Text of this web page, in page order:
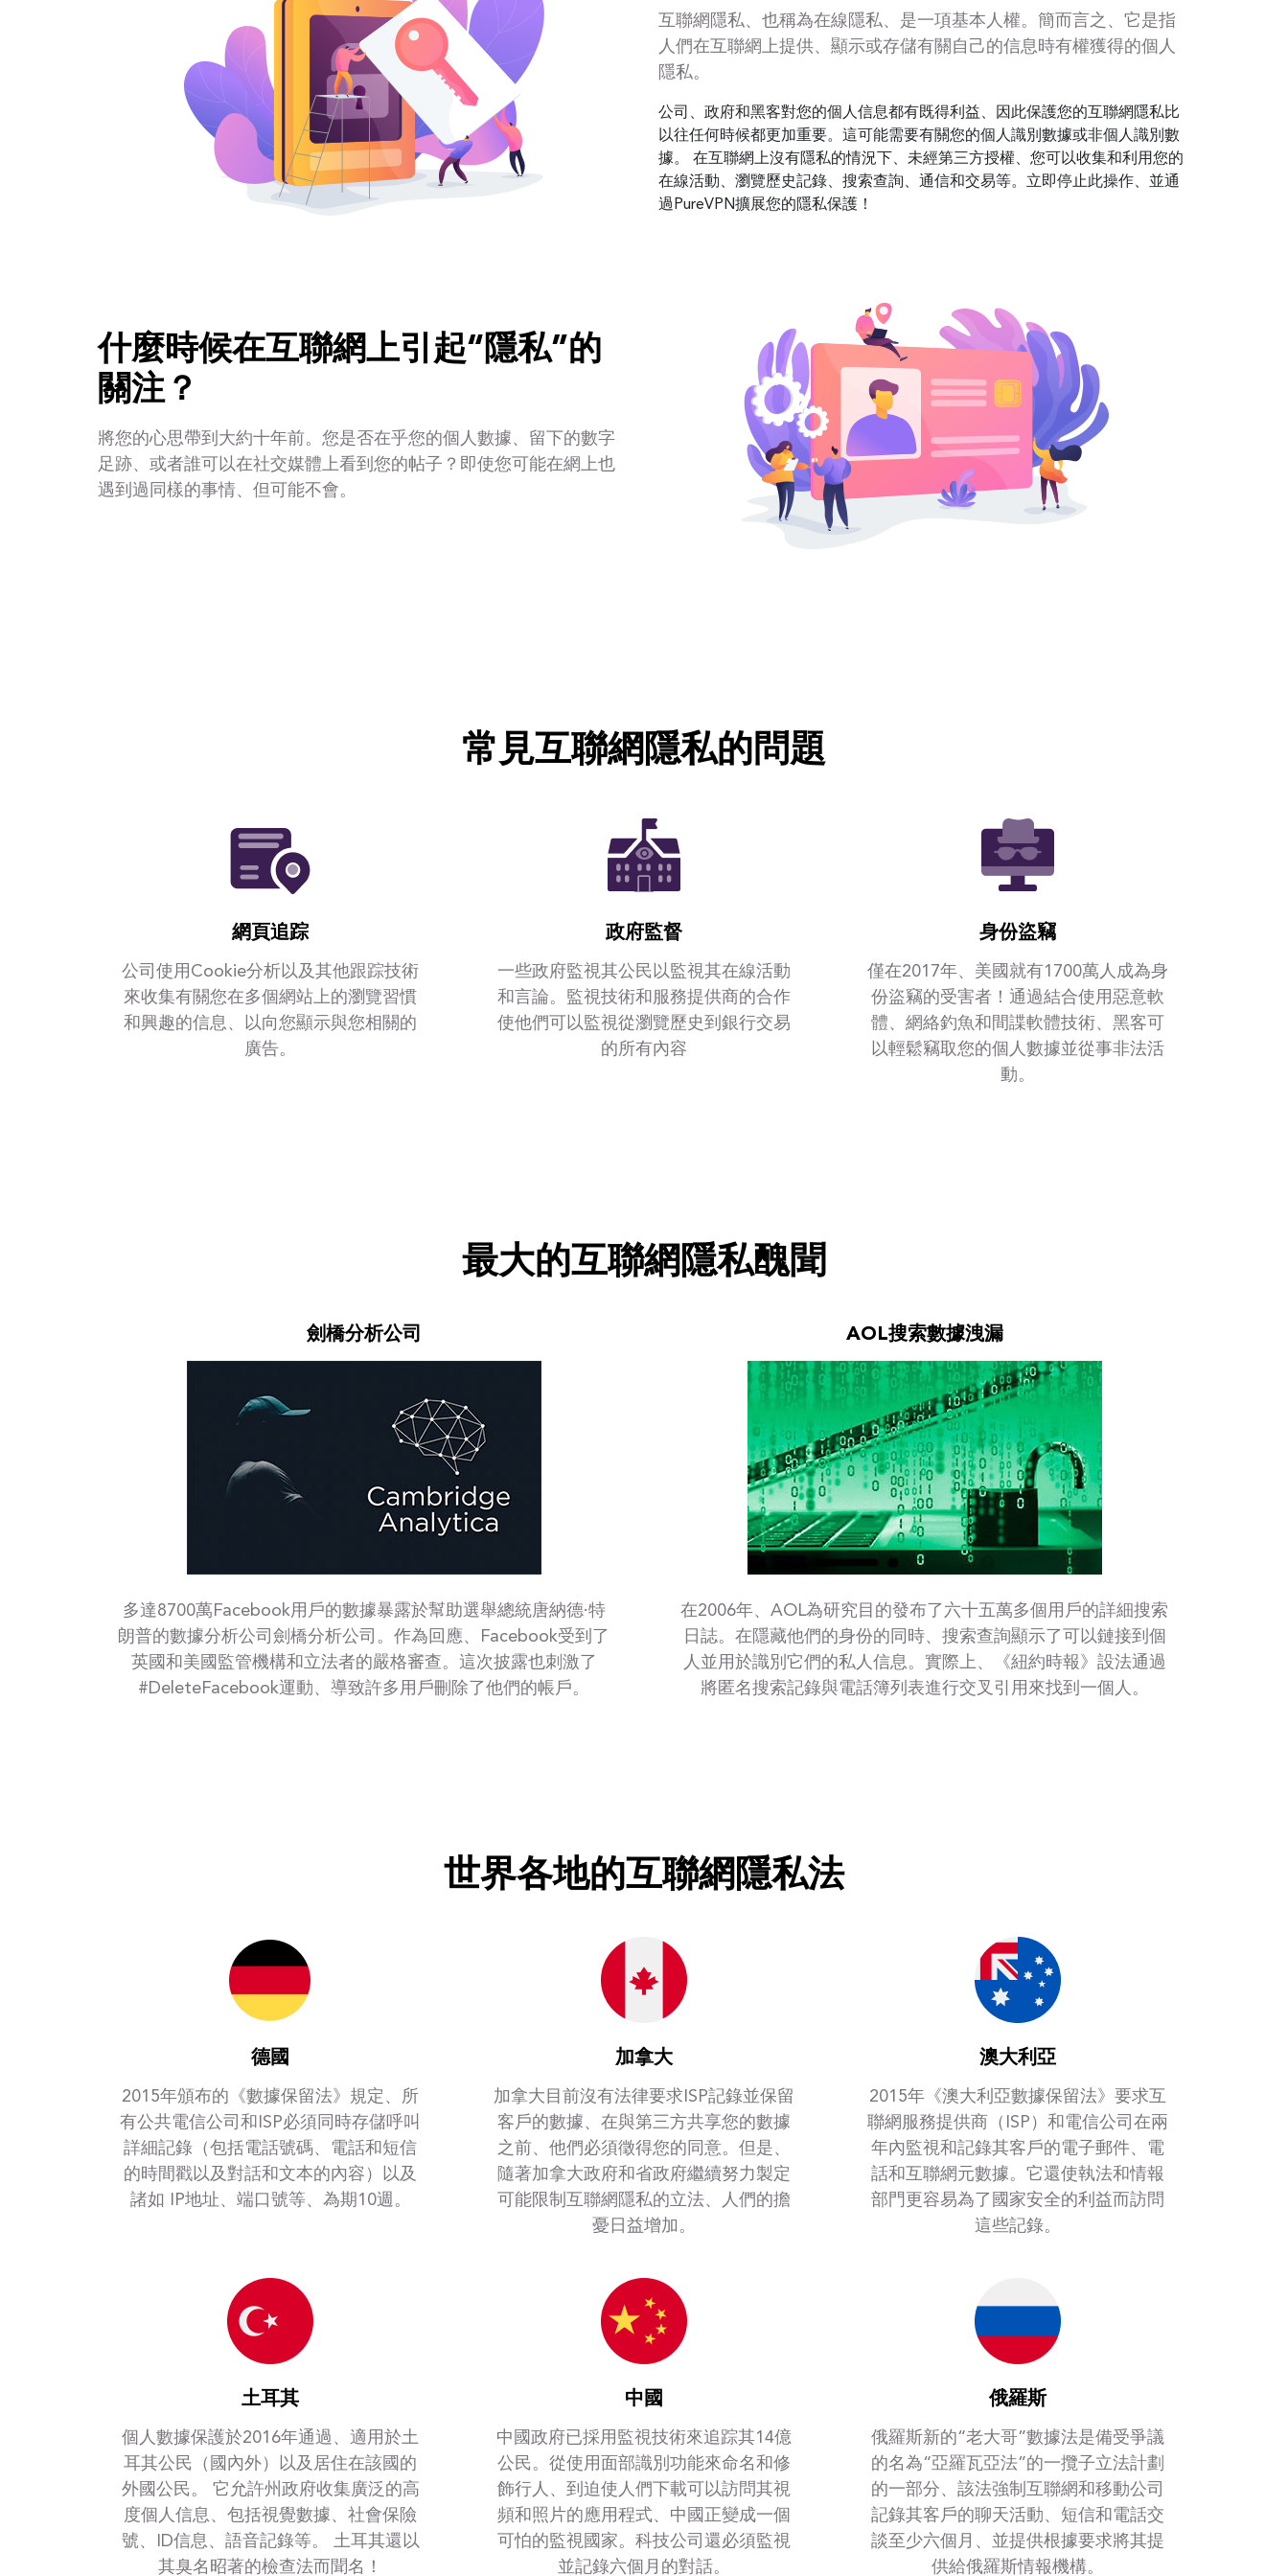
互聯網隱私、也稱為在線隱私、是一項基本人權。簡而言之、它是指
人們在互聯網上提供、顯示或存儲有關自己的信息時有權獲得的個人
隱私。
公司、政府和黑客對您的個人信息都有既得利益、因此保護您的互聯網隱私比
以往任何時候都更加重要。這可能需要有關您的個人識別數據或非個人識別數
據。 在互聯網上沒有隱私的情況下、未經第三方授權、您可以收集和利用您的
在線活動、瀏覽歷史記錄、搜索查詢、通信和交易等。立即停止此操作、並通
過PureVPN擴展您的隱私保護！
什麼時候在互聯網上引起“隱私”的
關注？
將您的心思帶到大約十年前。您是否在乎您的個人數據、留下的數字
足跡、或者誰可以在社交媒體上看到您的帖子？即使您可能在網上也
遇到過同樣的事情、但可能不會。
常見互聯網隱私的問題
網頁追踪
公司使用Cookie分析以及其他跟踪技術
來收集有關您在多個網站上的瀏覽習慣
和興趣的信息、以向您顯示與您相關的
廣告。
政府監督
一些政府監視其公民以監視其在線活動
和言論。監視技術和服務提供商的合作
使他們可以監視從瀏覽歷史到銀行交易
的所有內容
身份盜竊
僅在2017年、美國就有1700萬人成為身
份盜竊的受害者！通過結合使用惡意軟
體、網絡釣魚和間諜軟體技術、黑客可
以輕鬆竊取您的個人數據並從事非法活
動。
最大的互聯網隱私醜聞
劍橋分析公司
多達8700萬Facebook用戶的數據暴露於幫助選舉總統唐納德·特
朗普的數據分析公司劍橋分析公司。作為回應、Facebook受到了
英國和美國監管機構和立法者的嚴格審查。這次披露也刺激了
#DeleteFacebook運動、導致許多用戶刪除了他們的帳戶。
AOL搜索數據洩漏
在2006年、AOL為研究目的發布了六十五萬多個用戶的詳細搜索
日誌。在隱藏他們的身份的同時、搜索查詢顯示了可以鏈接到個
人並用於識別它們的私人信息。實際上、《紐約時報》設法通過
將匿名搜索記錄與電話簿列表進行交叉引用來找到一個人。
世界各地的互聯網隱私法
德國
2015年頒布的《數據保留法》規定、所
有公共電信公司和ISP必須同時存儲呼叫
詳細記錄（包括電話號碼、電話和短信
的時間戳以及對話和文本的內容）以及
諸如 IP地址、端口號等、為期10週。
加拿大
加拿大目前沒有法律要求ISP記錄並保留
客戶的數據、在與第三方共享您的數據
之前、他們必須徵得您的同意。但是、
隨著加拿大政府和省政府繼續努力製定
可能限制互聯網隱私的立法、人們的擔
憂日益增加。
澳大利亞
2015年《澳大利亞數據保留法》要求互
聯網服務提供商（ISP）和電信公司在兩
年內監視和記錄其客戶的電子郵件、電
話和互聯網元數據。它還使執法和情報
部門更容易為了國家安全的利益而訪問
這些記錄。
土耳其
個人數據保護於2016年通過、適用於土
耳其公民（國內外）以及居住在該國的
外國公民。 它允許州政府收集廣泛的高
度個人信息、包括視覺數據、社會保險
號、ID信息、語音記錄等。 土耳其還以
其臭名昭著的檢查法而聞名！
中國
中國政府已採用監視技術來追踪其14億
公民。從使用面部識別功能來命名和修
飾行人、到迫使人們下載可以訪問其視
頻和照片的應用程式、中國正變成一個
可怕的監視國家。科技公司還必須監視
並記錄六個月的對話。
俄羅斯
俄羅斯新的“老大哥”數據法是備受爭議
的名為“亞羅瓦亞法”的一攬子立法計劃
的一部分、該法強制互聯網和移動公司
記錄其客戶的聊天活動、短信和電話交
談至少六個月、並提供根據要求將其提
供給俄羅斯情報機構。